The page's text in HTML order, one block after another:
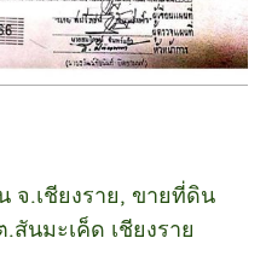
จ.เชียงราย, ขายที่ดิน
สันมะเค็ด เชียงราย